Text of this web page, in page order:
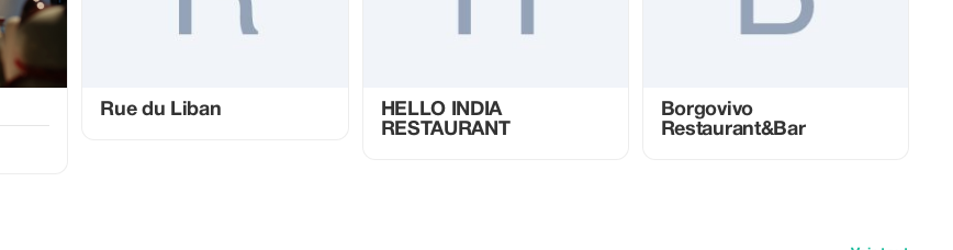
Rue du Liban
HELLO INDIA
RESTAURANT
Borgovivo
Restaurant&Bar